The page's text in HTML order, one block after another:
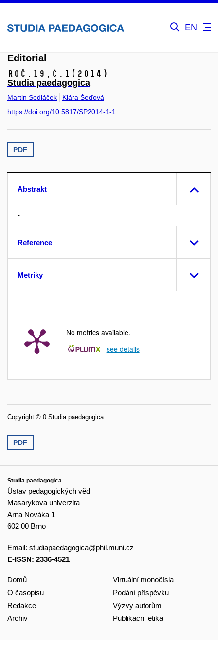
EN
Editorial
Roč.19, č.1 (2014)
Studia paedagogica
Martin Sedláček
Klára Šeďová
https://doi.org/10.5817/SP2014-1-1
PDF
Abstrakt
-
Reference
Metriky
No metrics available.
- see details
Copyright © 0 Studia paedagogica
PDF
Studia paedagogica
Ústav pedagogických věd
Masarykova univerzita
Arna Nováka 1
602 00 Brno
Email: studiapaedagogica@phil.muni.cz
E-ISSN: 2336-4521
Domů
O časopisu
Redakce
Archiv
Virtuální monočísla
Podání příspěvku
Výzvy autorům
Publikační etika